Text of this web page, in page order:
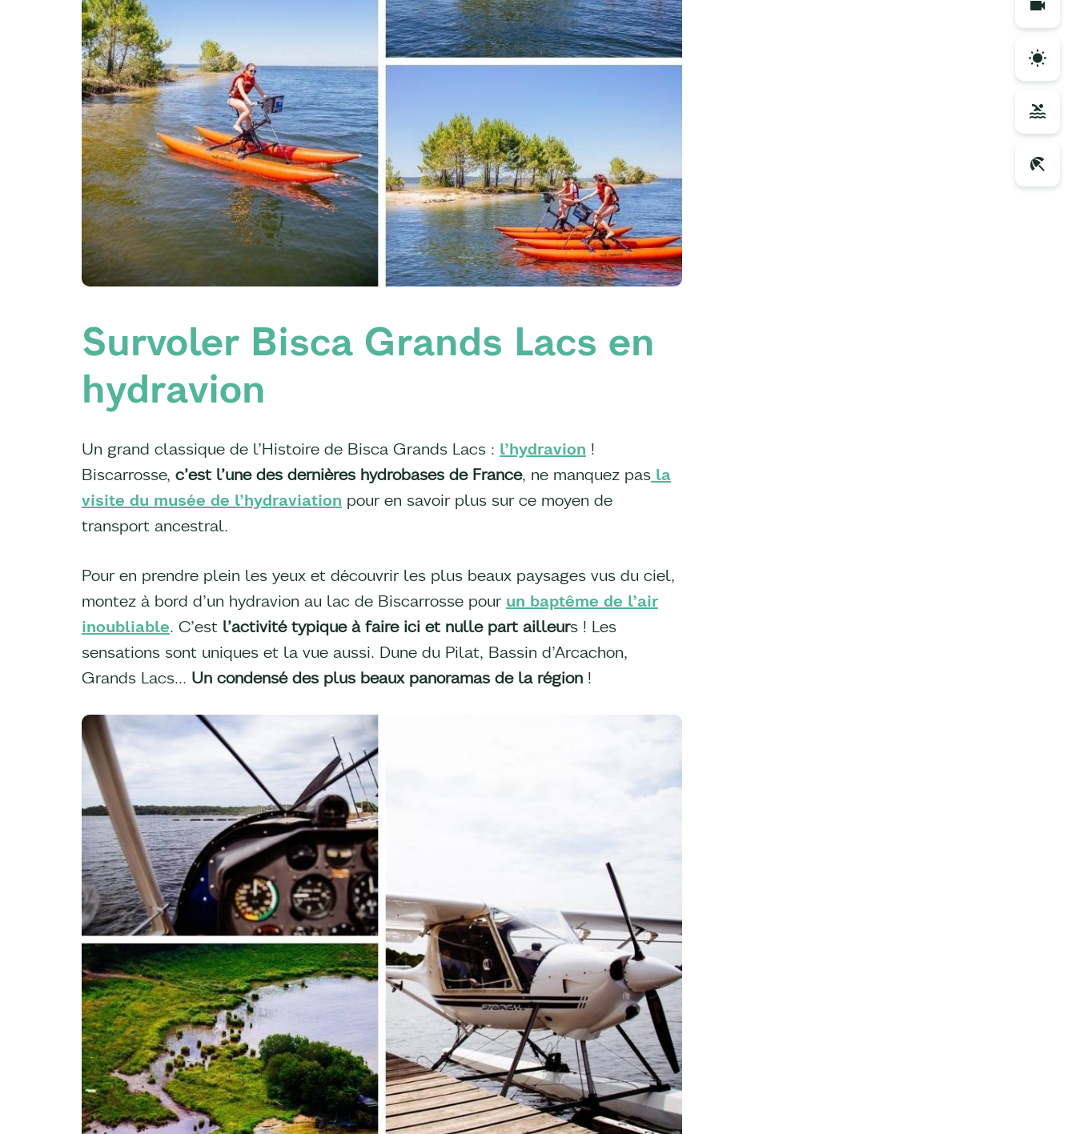
Survoler Bisca Grands Lacs en
hydravion
Un grand classique de l’Histoire de Bisca Grands Lacs : l’hydravion !
Biscarrosse, c’est l’une des dernières hydrobases de France, ne manquez pas la
visite du musée de l’hydraviation pour en savoir plus sur ce moyen de
transport ancestral.
Pour en prendre plein les yeux et découvrir les plus beaux paysages vus du ciel,
montez à bord d’un hydravion au lac de Biscarrosse pour un baptême de l’air
inoubliable. C’est l’activité typique à faire ici et nulle part ailleurs ! Les
sensations sont uniques et la vue aussi. Dune du Pilat, Bassin d’Arcachon,
Grands Lacs… Un condensé des plus beaux panoramas de la région !